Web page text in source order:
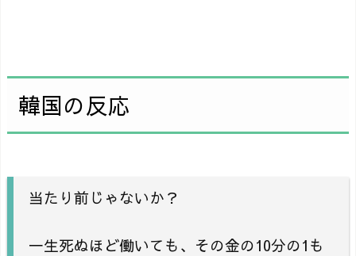
韓国の反応
当たり前じゃないか？
一生死ぬほど働いても、その金の10分の1も